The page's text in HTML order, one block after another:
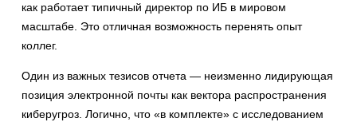
как работает типичный директор по ИБ в мировом
масштабе. Это отличная возможность перенять опыт
коллег.
Один из важных тезисов отчета — неизменно лидирующая
позиция электронной почты как вектора распространения
киберугроз. Логично, что «в комплекте» с исследованием